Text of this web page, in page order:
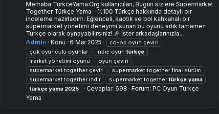
Merhaba TurkceYama.Org kullanıcıları, Bugün sizlere Supermarket
Together Türkçe Yama - %100 Türkçe hakkında detaylı bir
inceleme hazırladım. Eğlenceli, kaotik ve bol kahkahalı bir
süpermarket yönetimi deneyimi sunan bu oyunu artık tamamen
Türkçe olarak oynayabilirsiniz! 🎉 İster arkadaşlarınızla...
Admin
Konu 6 Mar 2025
co-op oyun çeviri
çok oyunculu oyunlar
indie oyun türkçe
market yönetimi oyunu
oyun çeviri
supermarket together çeviri
supermarket together final sürüm
supermarket together indir
supermarket together türkçe yama
türkçe yama 2025 Cevaplar: 698 Forum: PC Oyun Türkçe
Yama